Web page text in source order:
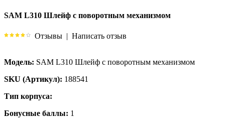
SAM L310 Шлейф с поворотным механизмом
Отзывы | Написать отзыв
Модель: SAM L310 Шлейф с поворотным механизмом
SKU (Артикул): 188541
Тип корпуса:
Бонусные баллы: 1